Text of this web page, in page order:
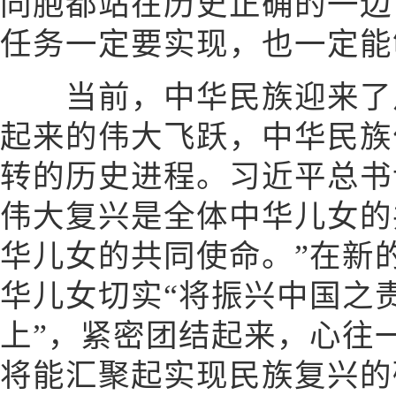
任务一定要实现，也一定
当前，中华民族迎来了
起来的伟大飞跃，中华民
转的历史进程。习近平总
伟大复兴是全体中华儿女
华儿女的共同使命。”在新
华儿女切实“将振兴中国之
上”，紧密团结起来，心往
将能汇聚起实现民族复兴